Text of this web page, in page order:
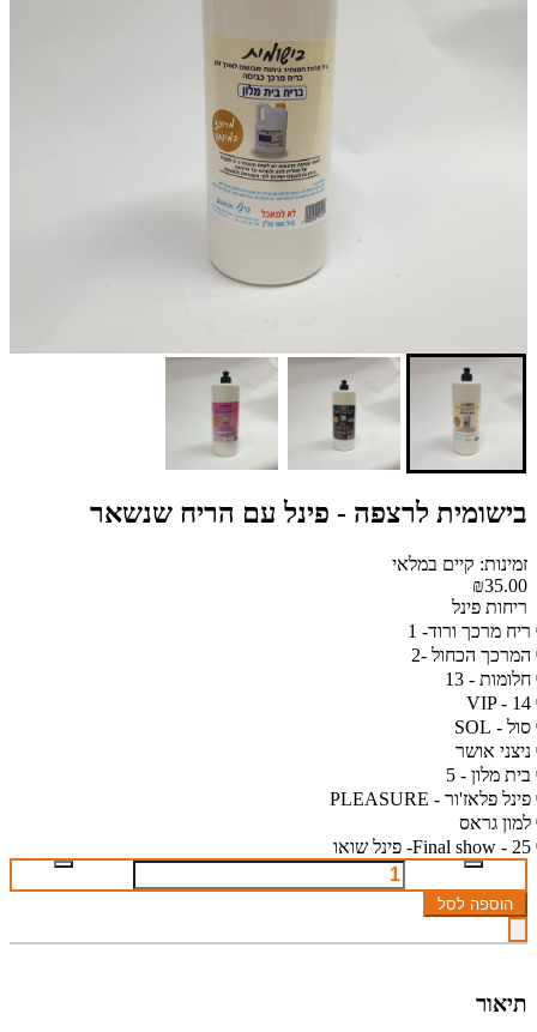
בישומית לרצפה - פינל עם הריח שנשאר
זמינות: קיים במלאי
₪35.00
ריחות פינל
ריח מרכך ורוד- 1
המרכך הכחול -2
חלומות - 13
VIP - 14
סול - SOL
ניצני אושר
בית מלון - 5
פינל פלאז'ור - PLEASURE
למון גראס
Final show - 25- פינל שואו
הוספה לסל
תיאור